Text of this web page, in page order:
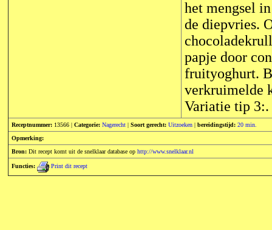
het mengsel
de diepvries.
papje door
fruityoghurt.
verkruimelde
Variatie tip 3:.
Receptnummer: 13566 | Categorie: Nagerecht | Soort gerecht: Uitzoeken | bereidingstijd: 20 min.
Opmerking:
Bron: Dit recept komt uit de snelklaar database op http://www.snelklaar.nl
Functies: Print dit recept